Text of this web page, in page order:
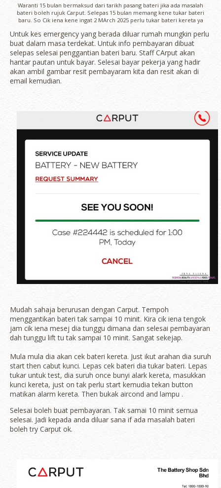
Waranti 15 bulan bermaksud dari tarikh pasang bateri jika ada masalah
bateri boleh rujuk Carput. Selepas 15 bulan memang kene tukar bateri
baru. So Cik iena kene ingat 2 MArch 2025 perlu tukar bateri kereta ya
Untuk kes emergency yang berada diluar rumah mungkin perlu
buat dalam masa terdekat. Untuk info pembayaran dibuat
selepas selesai penggantian bateri baru. Staff CArput akan
hantar pautan untuk bayar. Selesai bayar pekerja yang hadir
akan ambil gambar resit pembayaram kita dan resit akan di
email kemudian.
Mudah sahaja berurusan dengan Carput. Tempoh
menggantikan bateri tak sampai 10 minit. Kira cik iena tengok
jam cik iena mesej dia tunggu dimana dan selesai pembayaran
dah tunggu lift tu tak sampai 10 minit. Sangat sekejap.
Mula mula dia akan cek bateri kereta. Just ikut arahan dia suruh
start then cabut kunci. Lepas cek bateri dia tukar bateri. Lepas
tukar untuk test, dia suruh once bunyi alark kereta, masukkan
kunci kereta, just on tak perlu start kemudia tekan button
matikan alarm kereta. Then bukak aircond and lampu .
Selesai boleh buat pembayaran. Tak samai 10 minit semua
selesai. Jadi kepada anda diluar sana if ada masalah bateri
boleh try Carput ok.